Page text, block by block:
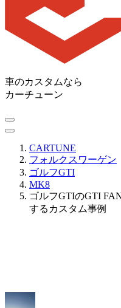
車のカスタムなら
カーチューン
CARTUNE
フォルクスワーゲン
ゴルフGTI
MK8
ゴルフGTIのGTI
するカスタム事例